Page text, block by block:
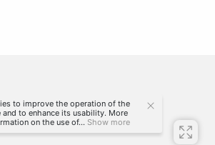
to improve the operation of the
and to enhance its usability. More
on the use of... Show more